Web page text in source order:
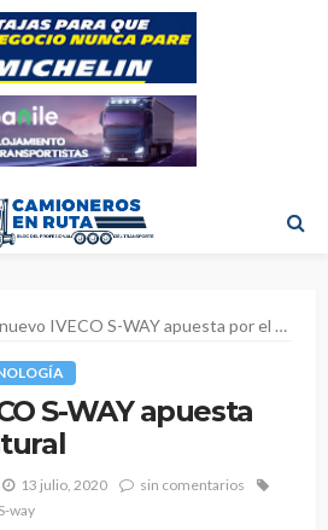
IVECO S-WAY apuesta por el gas natural
S-WAY apuesta
13 julio, 2020
sin comentarios
way